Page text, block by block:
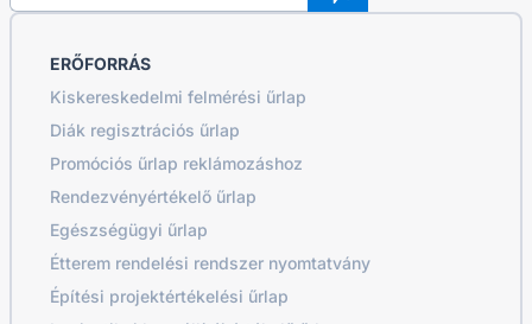
ERŐFORRÁS
Kiskereskedelmi felmérési űrlap
Diák regisztrációs űrlap
Promóciós űrlap reklámozáshoz
Rendezvényértékelő űrlap
Egészségügyi űrlap
Étterem rendelési rendszer nyomtatvány
Építési projektértékelési űrlap